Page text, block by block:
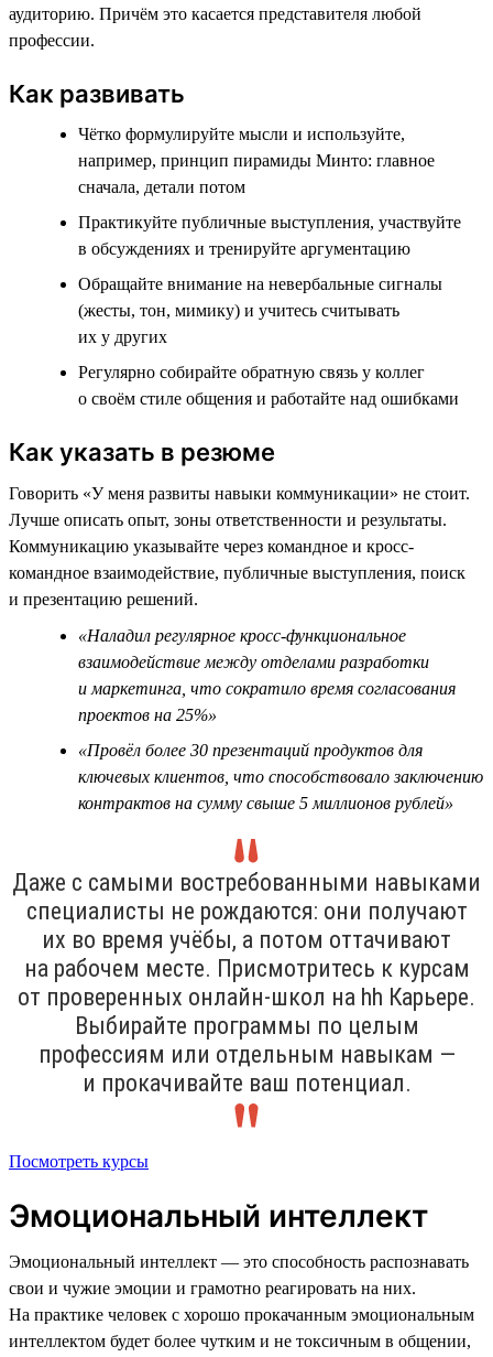
аудиторию. Причём это касается представителя любой
профессии.
Как развивать
Чётко формулируйте мысли и используйте,
например, принцип пирамиды Минто: главное
сначала, детали потом
Практикуйте публичные выступления, участвуйте
в обсуждениях и тренируйте аргументацию
Обращайте внимание на невербальные сигналы
(жесты, тон, мимику) и учитесь считывать
их у других
Регулярно собирайте обратную связь у коллег
о своём стиле общения и работайте над ошибками
Как указать в резюме
Говорить «У меня развиты навыки коммуникации» не стоит.
Лучше описать опыт, зоны ответственности и результаты.
Коммуникацию указывайте через командное и кросс-
командное взаимодействие, публичные выступления, поиск
и презентацию решений.
«Наладил регулярное кросс-функциональное
взаимодействие между отделами разработки
и маркетинга, что сократило время согласования
проектов на 25%»
«Провёл более 30 презентаций продуктов для
ключевых клиентов, что способствовало заключению
контрактов на сумму свыше 5 миллионов рублей»
Даже с самыми востребованными навыками
специалисты не рождаются: они получают
их во время учёбы, а потом оттачивают
на рабочем месте. Присмотритесь к курсам
от проверенных онлайн-школ на hh Карьере.
Выбирайте программы по целым
профессиям или отдельным навыкам —
и прокачивайте ваш потенциал.
Посмотреть курсы
Эмоциональный интеллект
Эмоциональный интеллект — это способность распознавать
свои и чужие эмоции и грамотно реагировать на них.
На практике человек с хорошо прокачанным эмоциональным
интеллектом будет более чутким и не токсичным в общении,